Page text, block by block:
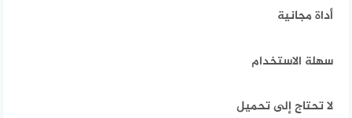
أداة مجانية
سهلة الاستخدام
لا تحتاج إلى تحميل